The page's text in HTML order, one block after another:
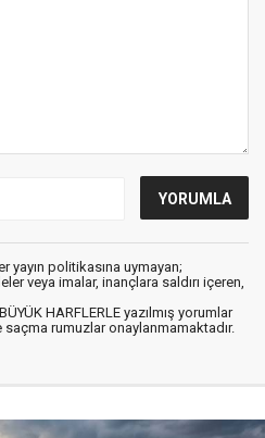
yayın politikasına uymayan;
veya imalar, inançlara saldırı içeren,
HARFLERLE yazılmış yorumlar
saçma rumuzlar onaylanmamaktadır.